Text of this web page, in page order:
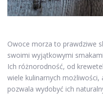
Owoce morza to prawdziwe
swoimi wyjątkowymi
Ich różnorodność, od
wiele kulinarnych
pozwala wydobyć ich